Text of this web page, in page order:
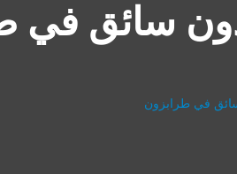
سائق في
في طرابزون